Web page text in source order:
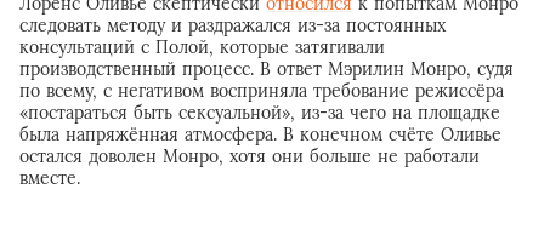
следовать методу и раздражался из-за постоянных
консультаций с Полой, которые затягивали
производственный процесс. В ответ Мэрилин Монро, судя
по всему, с негативом восприняла требование режиссёра
«постараться быть сексуальной», из-за чего на площадке
была напряжённая атмосфера. В конечном счёте Оливье
остался доволен Монро, хотя они больше не работали
вместе.